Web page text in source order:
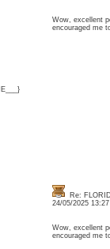
Wow, excellent
encouraged me
Re:
24/05/2025
Wow, excellent
encouraged me